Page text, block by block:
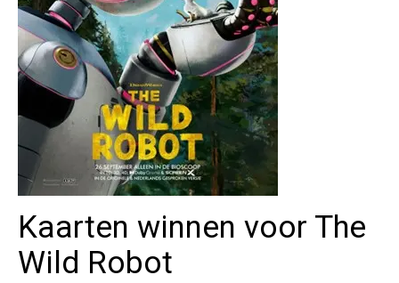
Kaarten winnen voor The
Wild Robot